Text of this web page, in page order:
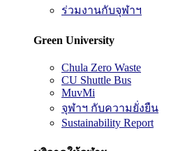
ร่วมงานกับจุฬาฯ
Green University
Chula Zero Waste
CU Shuttle Bus
MuvMi
จุฬาฯ กับความยั่งยืน
Sustainability Report